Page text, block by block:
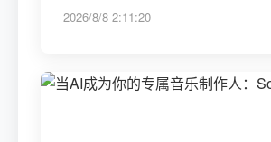
2026/8/8 2:11:20